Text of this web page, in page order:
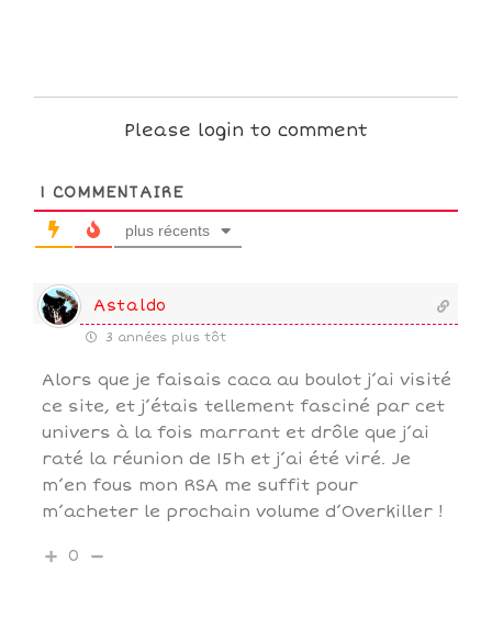
Please login to comment
1 COMMENTAIRE
plus récents
Astaldo
3 années plus tôt
Alors que je faisais caca au boulot j’ai visité
ce site, et j’étais tellement fasciné par cet
univers à la fois marrant et drôle que j’ai
raté la réunion de 15h et j’ai été viré. Je
m’en fous mon RSA me suffit pour
m’acheter le prochain volume d’Overkiller !
0